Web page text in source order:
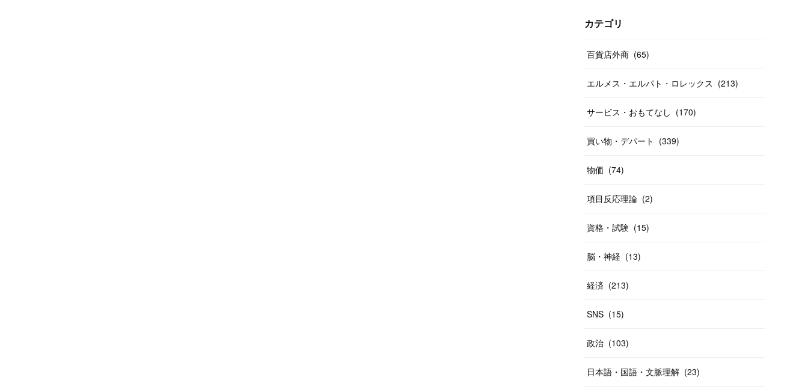
( 12
(26
(14
(20
(20
(10
(40
(20
カテゴリ
百貨店外商 (65)
エルメス・エルパト・ロレックス (213)
サービス・おもてなし (170)
買い物・デパート (339)
物価 (74)
項目反応理論 (2)
資格・試験 (15)
脳・神経 (13)
経済 (213)
SNS (15)
政治 (103)
日本語・国語・文脈理解 (23)